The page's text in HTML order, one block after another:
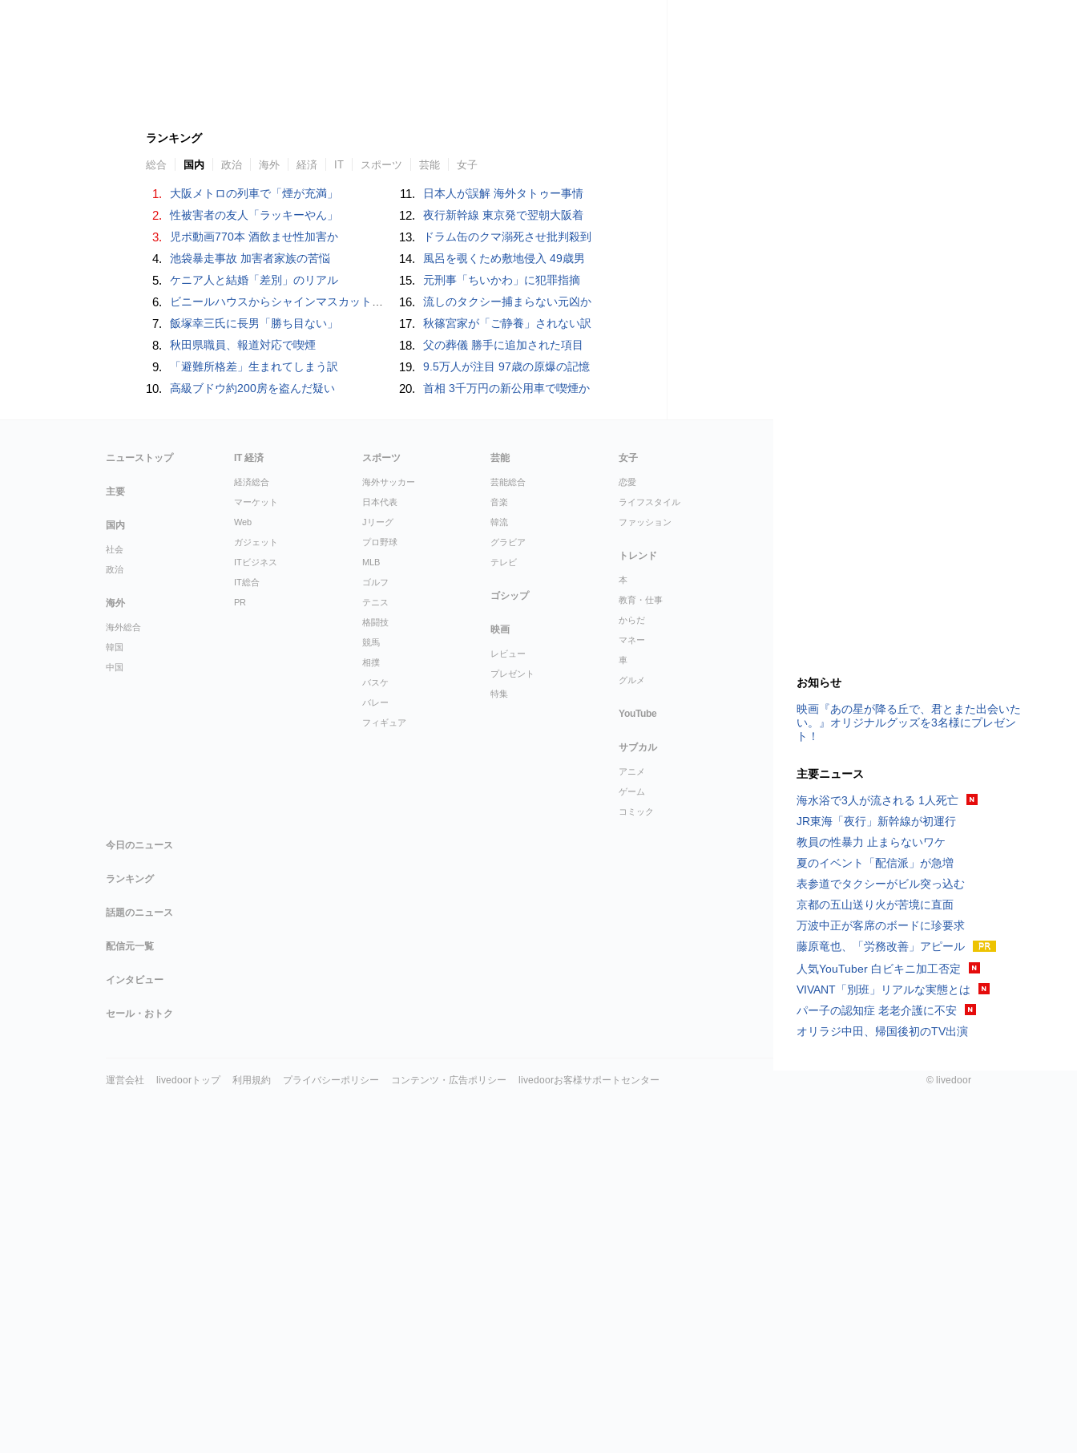
ランキング
総合 国内 政治 海外 経済 IT スポーツ 芸能 女子
1. 大阪メトロの列車で「煙が充満」
2. 性被害者の友人「ラッキーやん」
3. 児ポ動画770本 酒飲ませ性加害か
4. 池袋暴走事故 加害者家族の苦悩
5. ケニア人と結婚「差別」のリアル
6. ビニールハウスからシャインマスカット約200房を盗んだ疑い ネットで販売か 無職の男（42）逮捕 岡山県警
7. 飯塚幸三氏に長男「勝ち目ない」
8. 秋田県職員、報道対応で喫煙
9. 「避難所格差」生まれてしまう訳
10. 高級ブドウ約200房を盗んだ疑い
11. 日本人が誤解 海外タトゥー事情
12. 夜行新幹線 東京発で翌朝大阪着
13. ドラム缶のクマ溺死させ批判殺到
14. 風呂を覗くため敷地侵入 49歳男
15. 元刑事「ちいかわ」に犯罪指摘
16. 流しのタクシー捕まらない元凶か
17. 秋篠宮家が「ご静養」されない訳
18. 父の葬儀 勝手に追加された項目
19. 9.5万人が注目 97歳の原爆の記憶
20. 首相 3千万円の新公用車で喫煙か
お知らせ
映画『あの星が降る丘で、君とまた出会いた
い。』オリジナルグッズを3名様にプレゼン
ト！
主要ニュース
海水浴で3人が流される 1人死亡
JR東海「夜行」新幹線が初運行
教員の性暴力 止まらないワケ
夏のイベント「配信派」が急増
表参道でタクシーがビル突っ込む
京都の五山送り火が苦境に直面
万波中正が客席のボードに珍要求
藤原竜也、「労務改善」アピール
人気YouTuber 白ビキニ加工否定
VIVANT「別班」リアルな実態とは
パー子の認知症 老老介護に不安
オリラジ中田、帰国後初のTV出演
ニューストップ
主要
国内
社会
政治
海外
海外総合
韓国
中国
IT 経済
経済総合
マーケット
Web
ガジェット
ITビジネス
IT総合
PR
スポーツ
海外サッカー
日本代表
Jリーグ
プロ野球
MLB
ゴルフ
テニス
格闘技
競馬
相撲
バスケ
バレー
フィギュア
芸能
芸能総合
音楽
韓流
グラビア
テレビ
ゴシップ
映画
レビュー
プレゼント
特集
女子
恋愛
ライフスタイル
ファッション
トレンド
本
教育・仕事
からだ
マネー
車
グルメ
YouTube
サブカル
アニメ
ゲーム
コミック
今日のニュース
ランキング
話題のニュース
配信元一覧
インタビュー
セール・おトク
運営会社 livedoorトップ 利用規約 プライバシーポリシー コンテンツ・広告ポリシー livedoorお客様サポートセンター © livedoor